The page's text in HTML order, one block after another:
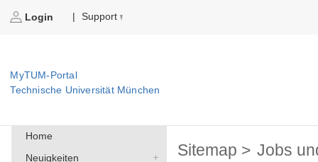
Login | Support
MyTUM-Portal
Technische Universität München
Home
Neuigkeiten
Sitemap > Jobs